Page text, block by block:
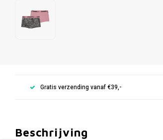
Gratis verzending vanaf €39,-
Beschrijving